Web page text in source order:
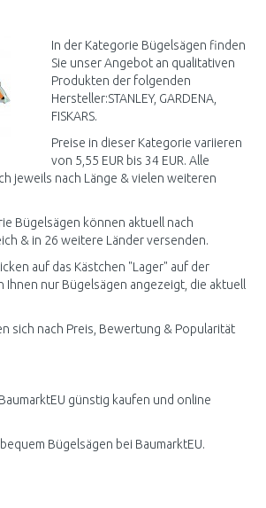
In der Kategorie Bügelsägen finden
Sie unser Angebot an qualitativen
Produkten der folgenden
Hersteller:STANLEY, GARDENA,
FISKARS.
Preise in dieser Kategorie variieren
von 5,55 EUR bis 34 EUR. Alle
jeweils nach Länge & vielen weiteren
Bügelsägen können aktuell nach
& in 26 weitere Länder versenden.
auf das Kästchen "Lager" auf der
nur Bügelsägen angezeigt, die aktuell
sich nach Preis, Bewertung & Popularität
günstig kaufen und online
Bügelsägen bei BaumarktEU.